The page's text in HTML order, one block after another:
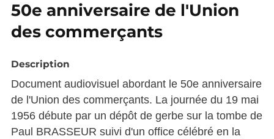
50e anniversaire de l'Union
des commerçants
Description
Document audiovisuel abordant le 50e anniversaire
de l'Union des commerçants. La journée du 19 mai
1956 débute par un dépôt de gerbe sur la tombe de
Paul BRASSEUR suivi d'un office célébré en la